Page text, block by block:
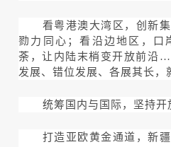
看粤港澳大湾区，创新
勠力同心；看沿边地区，口
荼，让内陆末梢变开放前沿
发展、错位发展、各展其长，
统筹国内与国际，坚持开
打造亚欧黄金通道，新